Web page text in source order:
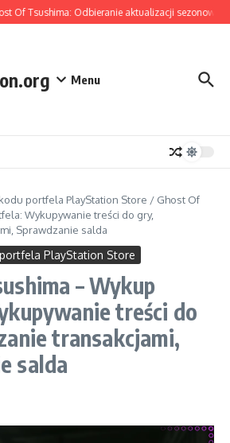
Of Tsushima: Odbieranie aktualizacji
Menu
portfela PlayStation Store / Ghost Of
Wykupywanie treści do gry,
Sprawdzanie salda
PlayStation Store
– Wykup
treści do
transakcjami,
salda